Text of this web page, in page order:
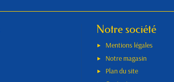
Notre société
Mentions légales
Notre magasin
Plan du site